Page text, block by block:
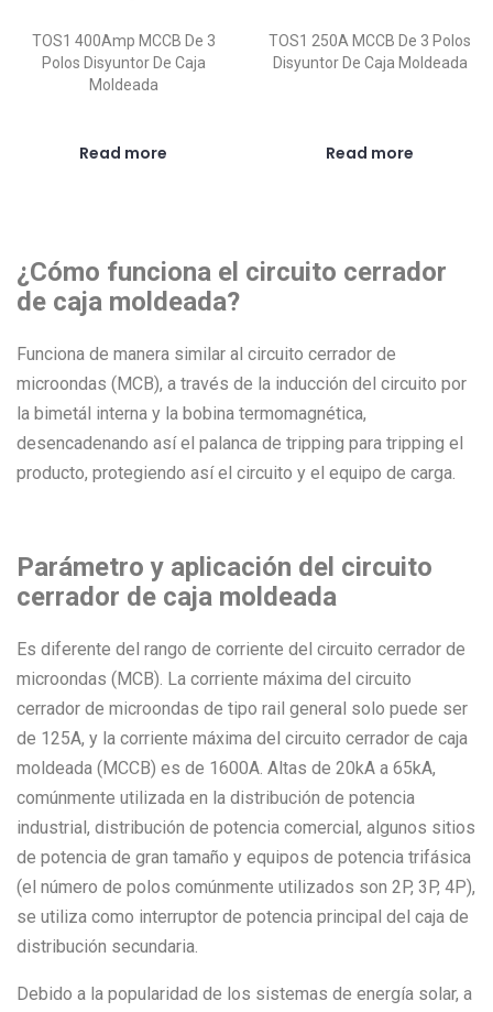
TOS1 400Amp MCCB De 3
Polos Disyuntor De Caja
Moldeada
Read more
TOS1 250A MCCB De 3 Polos
Disyuntor De Caja Moldeada
Read more
¿Cómo funciona el circuito cerrador
de caja moldeada?
Funciona de manera similar al circuito cerrador de
microondas (MCB), a través de la inducción del circuito por
la bimetál interna y la bobina termomagnética,
desencadenando así el palanca de tripping para tripping el
producto, protegiendo así el circuito y el equipo de carga.
Parámetro y aplicación del circuito
cerrador de caja moldeada
Es diferente del rango de corriente del circuito cerrador de
microondas (MCB). La corriente máxima del circuito
cerrador de microondas de tipo rail general solo puede ser
de 125A, y la corriente máxima del circuito cerrador de caja
moldeada (MCCB) es de 1600A. Altas de 20kA a 65kA,
comúnmente utilizada en la distribución de potencia
industrial, distribución de potencia comercial, algunos sitios
de potencia de gran tamaño y equipos de potencia trifásica
(el número de polos comúnmente utilizados son 2P, 3P, 4P),
se utiliza como interruptor de potencia principal del caja de
distribución secundaria.
Debido a la popularidad de los sistemas de energía solar, a